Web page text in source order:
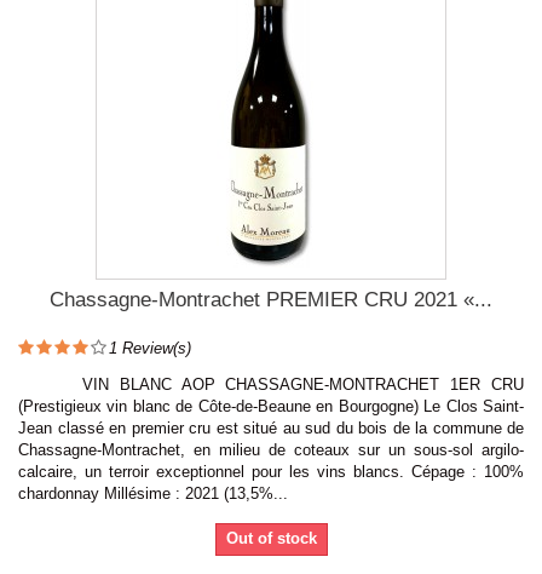
Chassagne-Montrachet PREMIER CRU 2021 «...
1 Review(s)
VIN BLANC AOP CHASSAGNE-MONTRACHET 1ER CRU
(Prestigieux vin blanc de Côte-de-Beaune en Bourgogne) Le Clos Saint-
Jean classé en premier cru est situé au sud du bois de la commune de
Chassagne-Montrachet, en milieu de coteaux sur un sous-sol argilo-
calcaire, un terroir exceptionnel pour les vins blancs. Cépage : 100%
chardonnay Millésime : 2021 (13,5%...
Out of stock